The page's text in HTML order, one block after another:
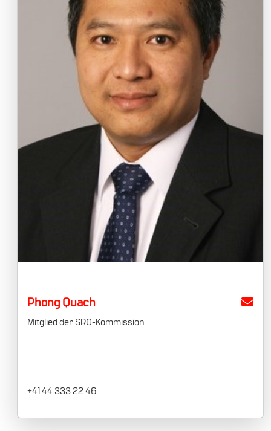
Phong Quach
Mitglied der SRO-Kommission
+41 44 333 22 46